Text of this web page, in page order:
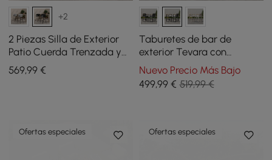
+2
2 Piezas Silla de Exterior
Patio Cuerda Trenzada y
Aluminio 97 cm Taburetes
de Bar con Respaldo
569,99 €
Taburetes de bar de
exterior Tevara con
estructura de aluminio y
reposabrazos de madera
de teca en blanco cálido,
Nuevo Precio Más Bajo
499,99€ 519,99 €
Ofertas especiales Ofertas especiales